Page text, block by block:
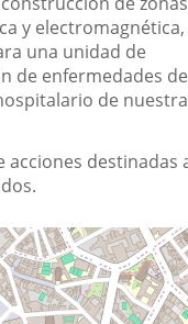
y electromagnética,
una unidad de
de enfermedades de
de nuestra
destinadas